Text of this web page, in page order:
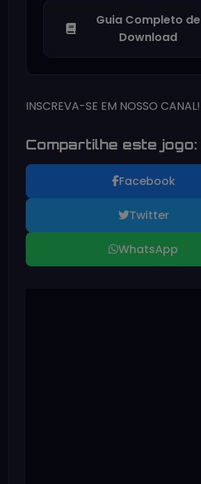
Guia Completo de
Download
INSCREVA-SE EM NOSSO CANAL!
Compartilhe este jogo:
Facebook
Twitter
WhatsApp